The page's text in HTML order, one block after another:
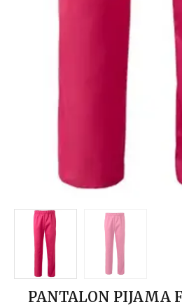
PANTALON PIJAMA